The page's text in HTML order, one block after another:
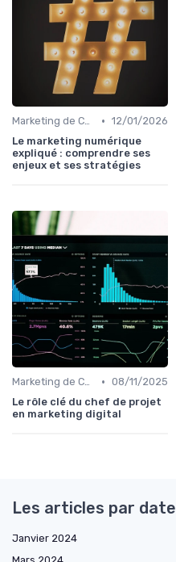
Marketing de Contenu • 12/01/2026
Le marketing numérique
expliqué : comprendre ses
enjeux et ses stratégies
Marketing de Contenu • 08/11/2025
Le rôle clé du chef de projet
en marketing digital
Les articles par date
Janvier 2024